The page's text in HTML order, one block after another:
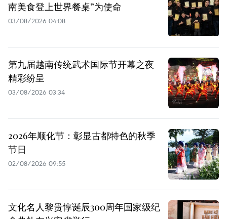
南美食登上世界餐桌”为使命
03/08/2026 04:08
第九届越南传统武术国际节开幕之夜
精彩纷呈
03/08/2026 03:34
2026年顺化节：彰显古都特色的秋季
节日
02/08/2026 09:55
文化名人黎贵惇诞辰300周年国家级纪